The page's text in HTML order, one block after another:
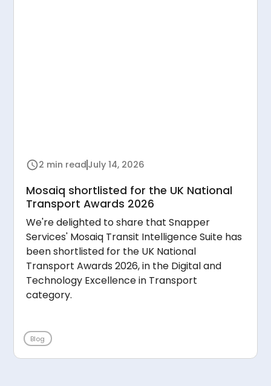
2 min read July 14, 2026
Mosaiq shortlisted for the UK National
Transport Awards 2026
We're delighted to share that Snapper
Services' Mosaiq Transit Intelligence Suite has
been shortlisted for the UK National
Transport Awards 2026, in the Digital and
Technology Excellence in Transport
category.
Blog